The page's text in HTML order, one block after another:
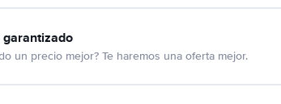
un precio mejor? Te haremos una oferta mejor.